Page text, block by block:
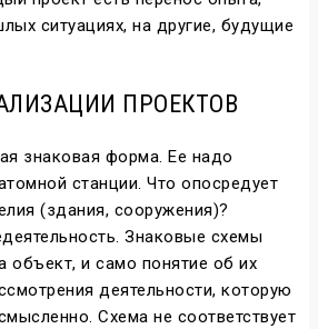
ситуациях, на другие, будущие
ПРОЕКТОВ
знаковая форма. Ее надо
станции. Что опосредует
(здания, сооружения)?
Знаковые схемы
объект, и само понятие об их
деятельности, которую
Схема не соответствует